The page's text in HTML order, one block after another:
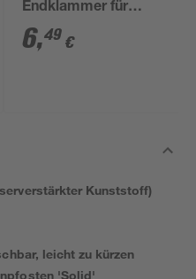
Endklammer für
WPC-Dielen, 10 Stück
6,49 €
Kunststoff)
leicht zu kürzen
'Solid'